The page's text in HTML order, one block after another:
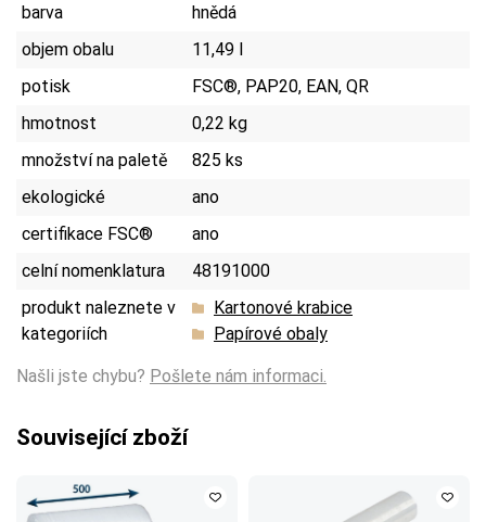
barva
hnědá
objem obalu
11,49 l
potisk
FSC®, PAP20, EAN, QR
hmotnost
0,22 kg
množství na paletě
825 ks
ekologické
ano
certifikace FSC®
ano
celní nomenklatura
48191000
produkt naleznete v
kategoriích
Kartonové krabice
Papírové obaly
Našli jste chybu? Pošlete nám informaci.
Související zboží